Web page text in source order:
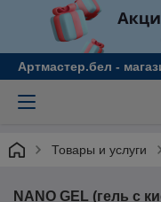
Артмастер.бел -
Товары и услуги
NANO GEL (гель с